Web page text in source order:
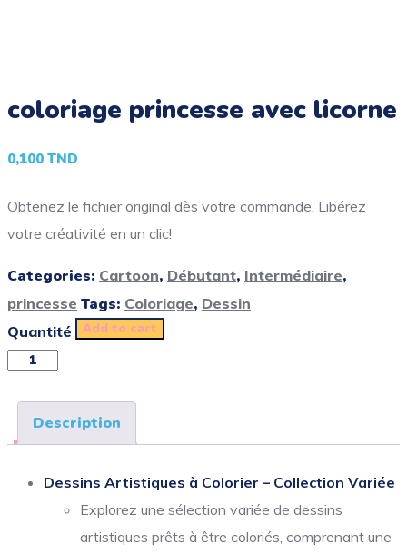
coloriage princesse avec licorne
0,100 TND
Obtenez le fichier original dès votre commande. Libérez
votre créativité en un clic!
Categories: Cartoon, Débutant, Intermédiaire,
princesse Tags: Coloriage, Dessin
Quantité
Add to cart
Description
Dessins Artistiques à Colorier – Collection Variée
Explorez une sélection variée de dessins
artistiques prêts à être coloriés, comprenant une